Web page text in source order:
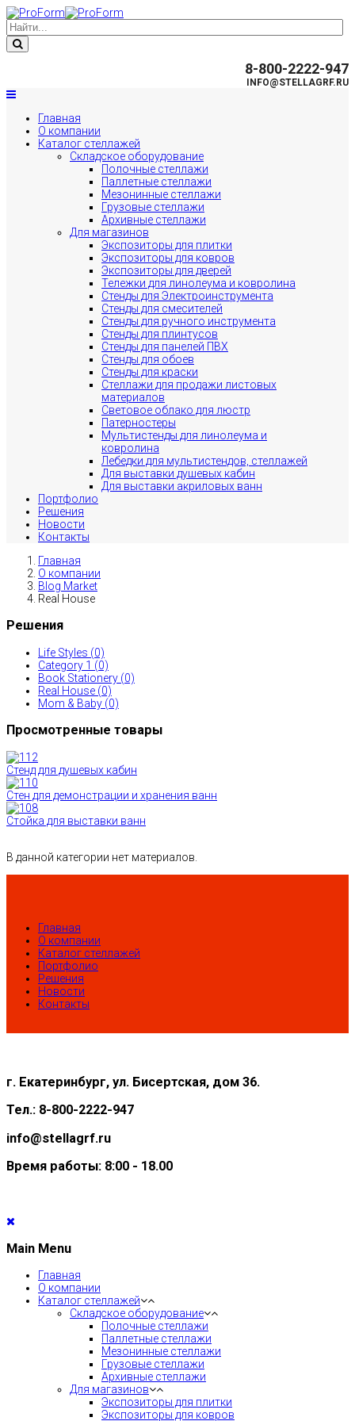
8-800-2222-947
INFO@STELLAGRF.RU
Главная
О компании
Каталог стеллажей
Складское оборудование
Полочные стеллажи
Паллетные стеллажи
Мезонинные стеллажи
Грузовые стеллажи
Архивные стеллажи
Для магазинов
Экспозиторы для плитки
Экспозиторы для ковров
Экспозиторы для дверей
Тележки для линолеума и ковролина
Стенды для Электроинструмента
Стенды для смесителей
Стенды для ручного инструмента
Стенды для плинтусов
Стенды для панелей ПВХ
Стенды для обоев
Стенды для краски
Стеллажи для продажи листовых
материалов
Световое облако для люстр
Патерностеры
Мультистенды для линолеума и
ковролина
Лебедки для мультистендов, стеллажей
Для выставки душевых кабин
Для выставки акриловых ванн
Портфолио
Решения
Новости
Контакты
Главная
О компании
Blog Market
Real House
Решения
Life Styles (0)
Category 1 (0)
Book Stationery (0)
Real House (0)
Mom & Baby (0)
Просмотренные товары
Стенд для душевых кабин
Стен для демонстрации и хранения ванн
Стойка для выставки ванн
В данной категории нет материалов.
Главная
О компании
Каталог стеллажей
Портфолио
Решения
Новости
Контакты
г. Екатеринбург, ул. Бисертская, дом 36.
Тел.: 8-800-2222-947
info@stellagrf.ru
Время работы: 8:00 - 18.00
Main Menu
Главная
О компании
Каталог стеллажей
Складское оборудование
Полочные стеллажи
Паллетные стеллажи
Мезонинные стеллажи
Грузовые стеллажи
Архивные стеллажи
Для магазинов
Экспозиторы для плитки
Экспозиторы для ковров